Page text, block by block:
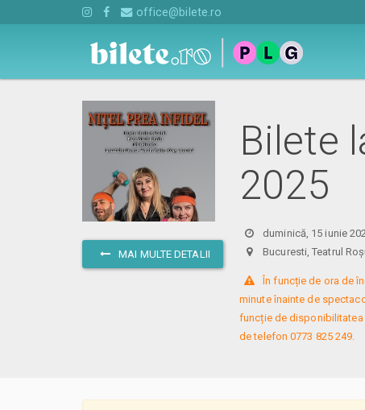
office@bilete.ro
MAI MULTE DETALII
Bilete
2025
duminică, 15 iunie
Bucuresti, Teatrul
În funcție de ora de
minute înainte de
funcție de disponibilitatea
de telefon 0773 825 249.